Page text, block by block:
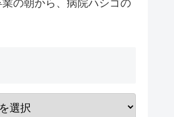
の朝から、病院ハシゴの